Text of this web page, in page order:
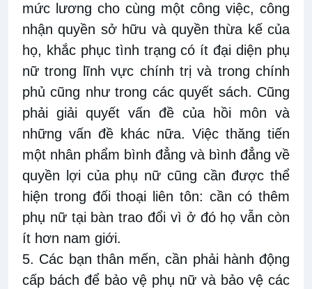
mức lương cho cùng một công việc, công
nhận quyền sở hữu và quyền thừa kế của
họ, khắc phục tình trạng có ít đại diện phụ
nữ trong lĩnh vực chính trị và trong chính
phủ cũng như trong các quyết sách. Cũng
phải giải quyết vấn đề của hồi môn và
những vấn đề khác nữa. Việc thăng tiến
một nhân phẩm bình đẳng và bình đẳng về
quyền lợi của phụ nữ cũng cần được thể
hiện trong đối thoại liên tôn: cần có thêm
phụ nữ tại bàn trao đổi vì ở đó họ vẫn còn
ít hơn nam giới.
5. Các bạn thân mến, cần phải hành động
cấp bách để bảo vệ phụ nữ và bảo vệ các